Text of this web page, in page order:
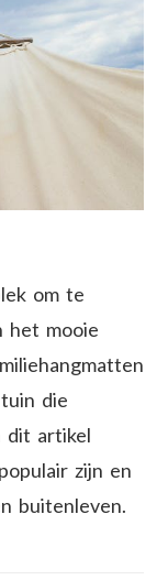
om te
het mooie
die
dit artikel
zijn en
buitenleven.